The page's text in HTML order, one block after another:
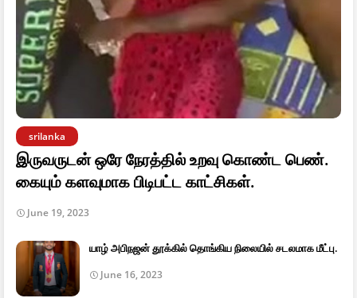
srilanka
இருவருடன் ஒரே நேரத்தில் உறவு கொண்ட பெண்.
கையும் களவுமாக பிடிபட்ட காட்சிகள்.
June 19, 2023
யாழ் அபிநஜன் தூக்கில் தொங்கிய நிலையில் சடலமாக மீட்பு.
June 16, 2023